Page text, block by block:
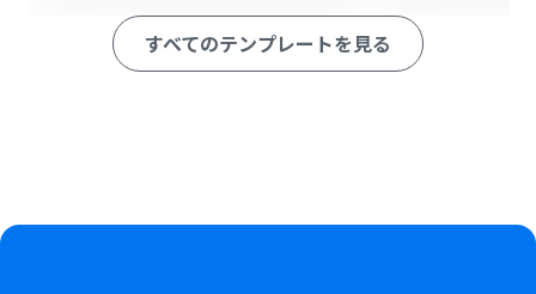
■このワークフローのカスタムポイント
HubSpotの「コンタクトの作成」アクションでは、どの
■注意事項
すべてのテンプレートを見る